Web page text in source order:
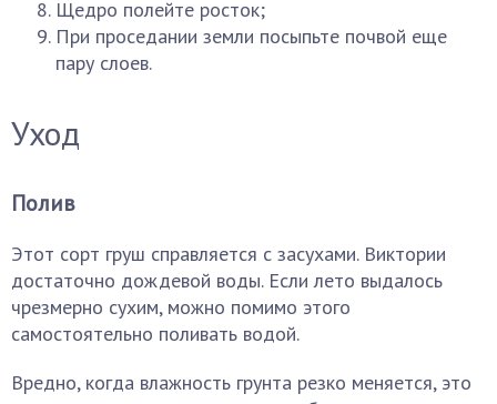
Щедро полейте росток;
При проседании земли посыпьте почвой еще
пару слоев.
Уход
Полив
Этот сорт груш справляется с засухами. Виктории
достаточно дождевой воды. Если лето выдалось
чрезмерно сухим, можно помимо этого
самостоятельно поливать водой.
Вредно, когда влажность грунта резко меняется, это